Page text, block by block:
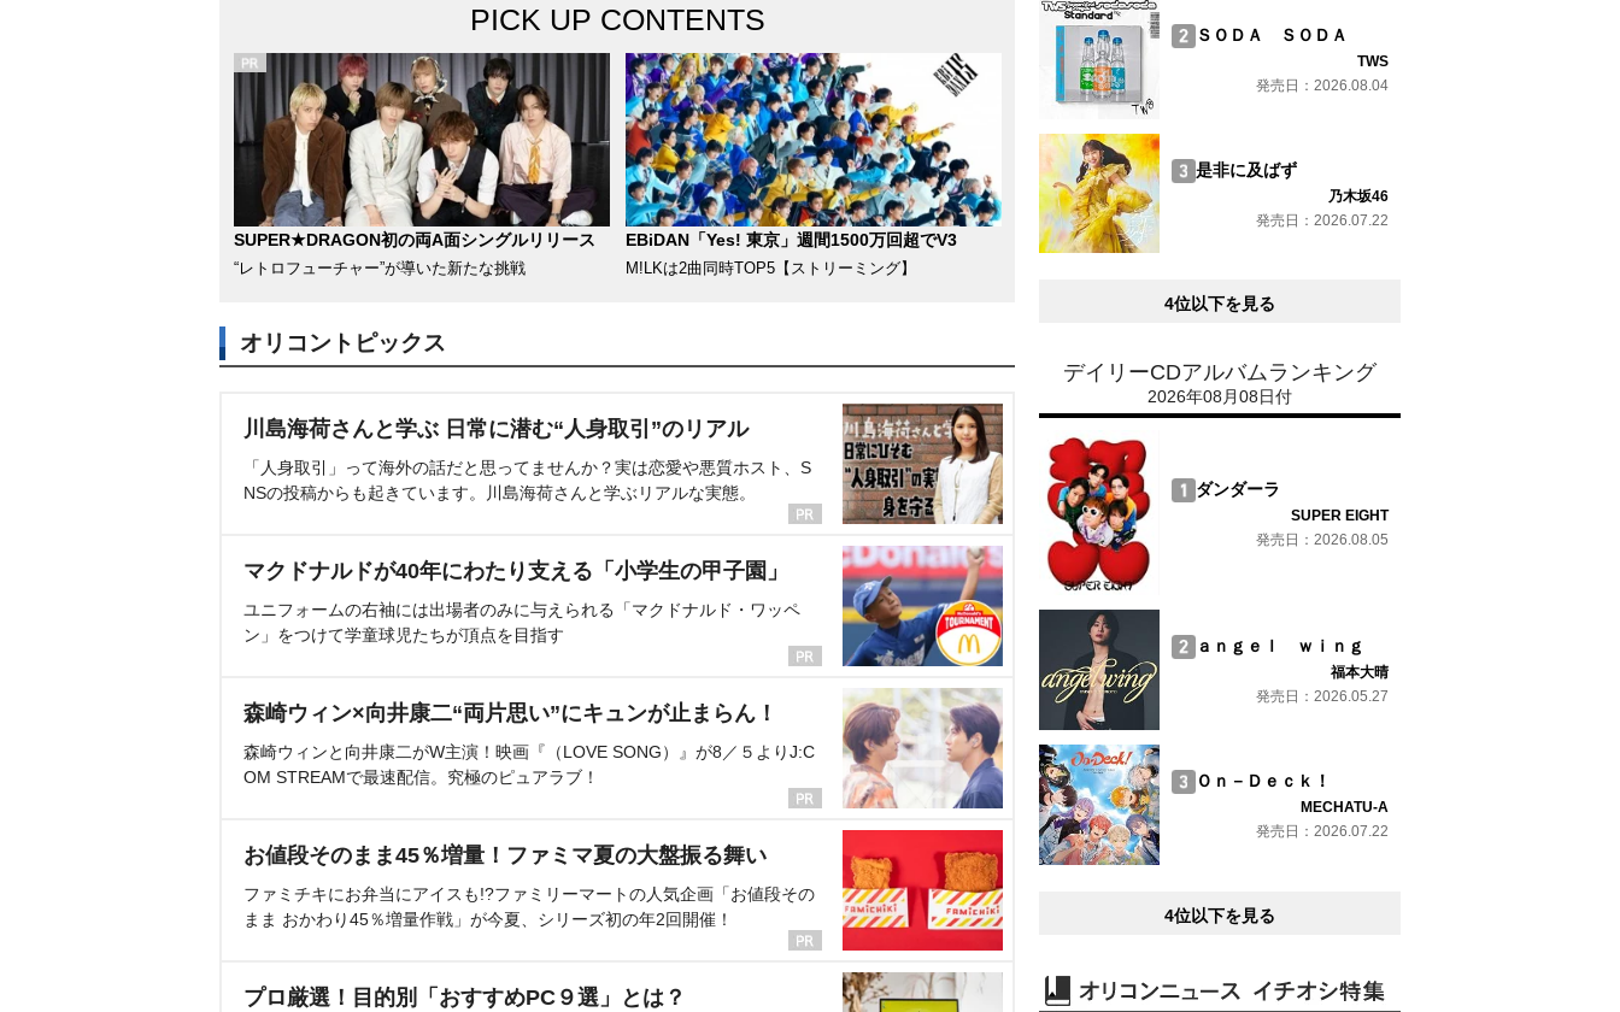
PICK UP CONTENTS
SUPER★DRAGON初の両A面シングルリリース
“レトロフューチャー”が導いた新たな挑戦
EBiDAN「Yes! 東京」週間1500万回超でV3
M!LKは2曲同時TOP5【ストリーミング】
オリコントピックス
川島海荷さんと学ぶ 日常に潜む“人身取引”のリアル
「人身取引」って海外の話だと思ってませんか？実は恋愛や悪質ホスト、S
NSの投稿からも起きています。川島海荷さんと学ぶリアルな実態。
マクドナルドが40年にわたり支える「小学生の甲子園」
ユニフォームの右袖には出場者のみに与えられる「マクドナルド・ワッペ
ン」をつけて学童球児たちが頂点を目指す
森崎ウィン×向井康二“両片思い”にキュンが止まらん！
森崎ウィンと向井康二がW主演！映画『（LOVE SONG）』が8／５よりJ:C
OM STREAMで最速配信。究極のピュアラブ！
お値段そのまま45％増量！ファミマ夏の大盤振る舞い
ファミチキにお弁当にアイスも!?ファミリーマートの人気企画「お値段その
まま おかわり45％増量作戦」が今夏、シリーズ初の年2回開催！
プロ厳選！目的別「おすすめPC９選」とは？
ＳＯＤＡ ＳＯＤＡ
TWS
発売日：2026.08.04
是非に及ばず
乃木坂46
発売日：2026.07.22
4位以下を見る
デイリーCDアルバムランキング
2026年08月08日付
ダンダーラ
SUPER EIGHT
発売日：2026.08.05
ａｎｇｅｌ ｗｉｎｇ
福本大晴
発売日：2026.05.27
Ｏｎ－Ｄｅｃｋ！
MECHATU-A
発売日：2026.07.22
4位以下を見る